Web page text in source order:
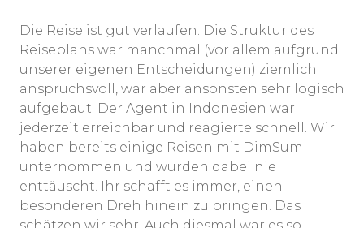
Die Reise ist gut verlaufen. Die Struktur des
Reiseplans war manchmal (vor allem aufgrund
unserer eigenen Entscheidungen) ziemlich
anspruchsvoll, war aber ansonsten sehr logisch
aufgebaut. Der Agent in Indonesien war
jederzeit erreichbar und reagierte schnell. Wir
haben bereits einige Reisen mit DimSum
unternommen und wurden dabei nie
enttäuscht. Ihr schafft es immer, einen
besonderen Dreh hinein zu bringen. Das